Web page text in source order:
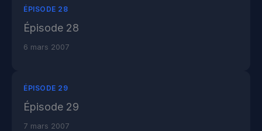
ÉPISODE 28
Épisode 28
6 mars 2007
ÉPISODE 29
Épisode 29
7 mars 2007